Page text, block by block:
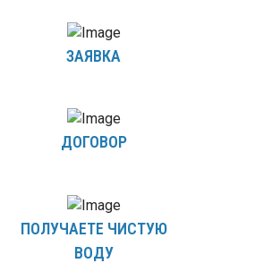
ЗАЯВКА
ДОГОВОР
ПОЛУЧАЕТЕ ЧИСТУЮ
ВОДУ